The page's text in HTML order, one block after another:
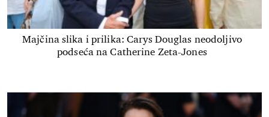
Majčina slika i prilika: Carys Douglas neodoljivo
podseća na Catherine Zeta-Jones